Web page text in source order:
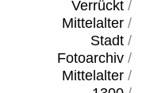
Verrückt/
Mittelalter/
Stadt/
Fotoarchiv/
Mittelalter/